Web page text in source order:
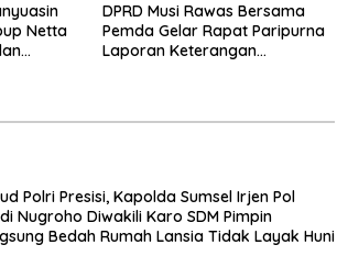
Netta
DPRD Musi Rawas Bersama
Pemda Gelar Rapat Paripurna
Laporan Keterangan
Polri Presisi, Kapolda Sumsel Irjen Pol
Nugroho Diwakili Karo SDM Pimpin
Bedah Rumah Lansia Tidak Layak Huni